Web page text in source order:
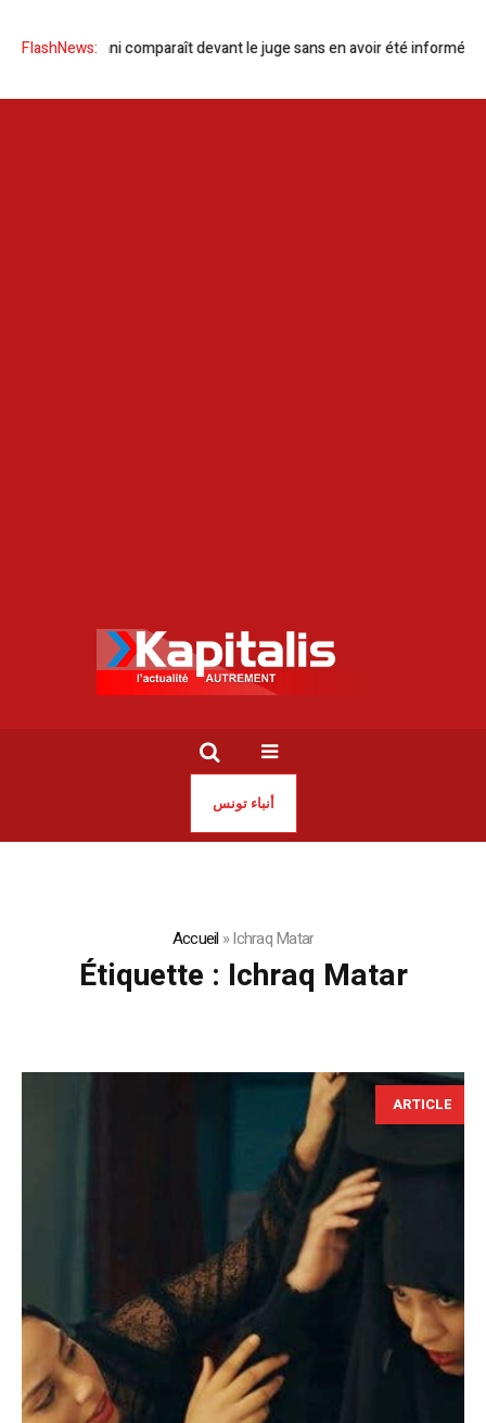
FlashNews:
Sonia Dahmani comparaît devant le juge sans en avoir été informée
أنباء تونس
Accueil »Ichraq Matar
Étiquette : Ichraq Matar
ARTICLE